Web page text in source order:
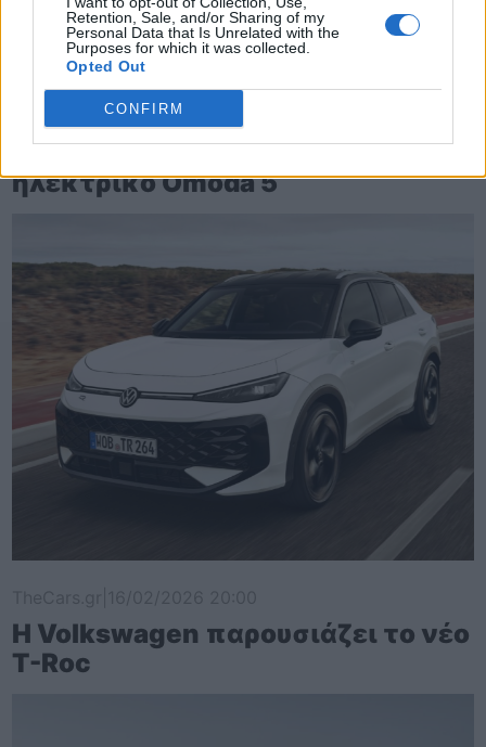
Retention, Sale, and/or Sharing of my
Personal Data that Is Unrelated with the
Purposes for which it was collected.
Opted Out
CONFIRM
|19/02/2026 18:00
Δοκιμάζουμε το οικογενειακό
ηλεκτρικό Omoda 5
Η Volkswagen παρουσιάζει το νέο
T-Roc